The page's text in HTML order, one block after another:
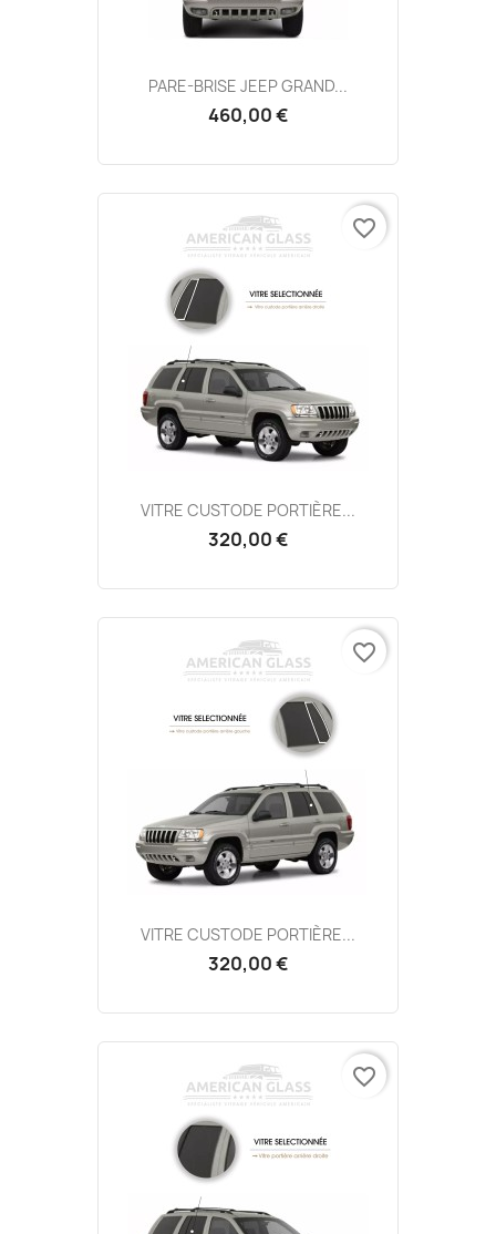
PARE-BRISE JEEP GRAND...
460,00 €
VITRE CUSTODE PORTIÈRE...
320,00 €
favorite_border
VITRE CUSTODE PORTIÈRE...
320,00 €
favorite_border
favorite_border